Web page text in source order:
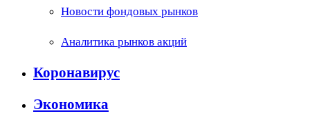
Новости фондовых рынков
Аналитика рынков акций
Коронавирус
Экономика